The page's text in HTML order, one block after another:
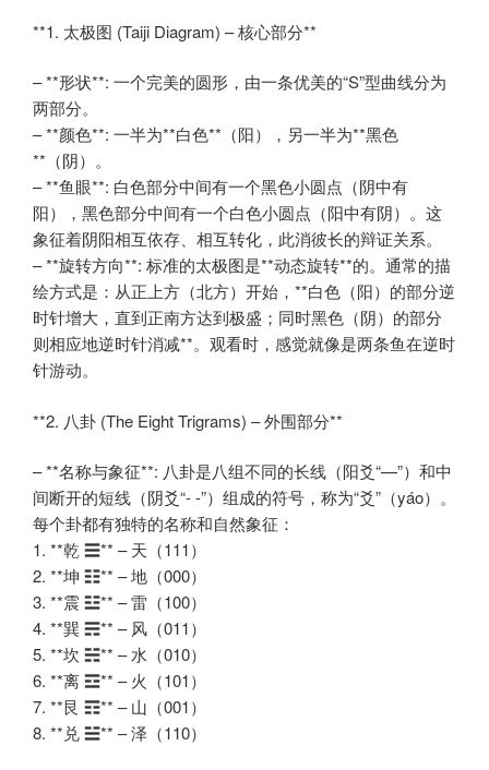
**1. 太极图 (Taiji Diagram) – 核心部分**
– **形状**: 一个完美的圆形，由一条优美的“S”型曲线分为
两部分。
– **颜色**: 一半为**白色**（阳），另一半为**黑色
**（阴）。
– **鱼眼**: 白色部分中间有一个黑色小圆点（阴中有
阳），黑色部分中间有一个白色小圆点（阳中有阴）。这
象征着阴阳相互依存、相互转化，此消彼长的辩证关系。
– **旋转方向**: 标准的太极图是**动态旋转**的。通常的描
绘方式是：从正上方（北方）开始，**白色（阳）的部分逆
时针增大，直到正南方达到极盛；同时黑色（阴）的部分
则相应地逆时针消减**。观看时，感觉就像是两条鱼在逆时
针游动。
**2. 八卦 (The Eight Trigrams) – 外围部分**
– **名称与象征**: 八卦是八组不同的长线（阳爻“—”）和中
间断开的短线（阴爻“- -”）组成的符号，称为“爻”（yáo）。
每个卦都有独特的名称和自然象征：
1. **乾 ☰** – 天（111）
2. **坤 ☷** – 地（000）
3. **震 ☳** – 雷（100）
4. **巽 ☴** – 风（011）
5. **坎 ☵** – 水（010）
6. **离 ☲** – 火（101）
7. **艮 ☶** – 山（001）
8. **兑 ☱** – 泽（110）